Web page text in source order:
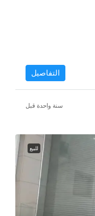
التفاصيل
‏سنة واحدة قبل
للبيع